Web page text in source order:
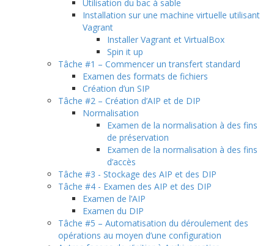
Utilisation du bac à sable
Installation sur une machine virtuelle utilisant
Vagrant
Installer Vagrant et VirtualBox
Spin it up
Tâche #1 – Commencer un transfert standard
Examen des formats de fichiers
Création d’un SIP
Tâche #2 – Création d’AIP et de DIP
Normalisation
Examen de la normalisation à des fins
de préservation
Examen de la normalisation à des fins
d’accès
Tâche #3 - Stockage des AIP et des DIP
Tâche #4 - Examen des AIP et des DIP
Examen de l’AIP
Examen du DIP
Tâche #5 – Automatisation du déroulement des
opérations au moyen d’une configuration